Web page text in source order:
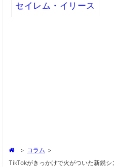
セイレム・イリース
> コラム >
TikTokがきっかけで火がついた新鋭